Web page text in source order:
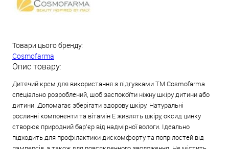
Товари цього бренду:
Cosmofarma
Опис товару:
Дитячий крем для використання з підгузками TM Cosmofarma
спеціально розроблений, щоб заспокоїти ніжну шкіру дитини або
дитини. Допомагає зберігати здорову шкіру. Натуральні
рослинні компоненти та вітамін Е живлять шкіру, оксид цинку
створює природний бар'єр від надмірної вологи. Ідеально
підходить для профілактики дискомфорту та попрілостей від